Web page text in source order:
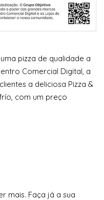
pizza de qualidade a
Comercial Digital, a
a deliciosa Pizza &
com um preço
mais. Faça já a sua